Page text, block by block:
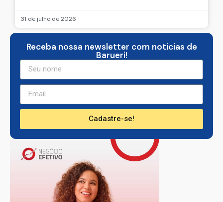
31 de julho de 2026
Receba nossa newsletter com noticias de
Barueri!
Cadastre-se!